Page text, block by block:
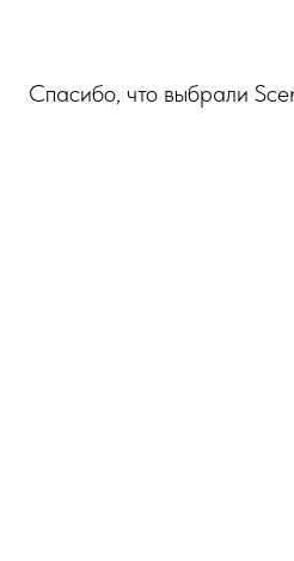
Спасибо, что выбрали